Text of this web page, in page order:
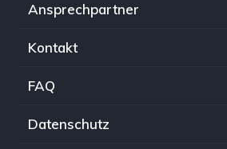
Ansprechpartner
Kontakt
FAQ
Datenschutz